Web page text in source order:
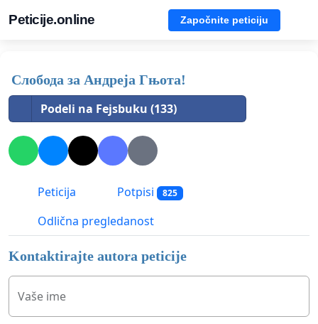
Peticije.online Započnite peticiju
Слобода за Андреjа Гњота!
Podeli na Fejsbuku (133)
Peticija Potpisi 825
Odlična pregledanost
Kontaktirajte autora peticije
Vaše ime